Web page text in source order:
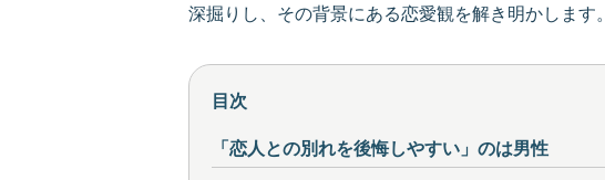
深掘りし、その背景にある恋愛観を解き明かします。
目次
「恋人との別れを後悔しやすい」のは男性